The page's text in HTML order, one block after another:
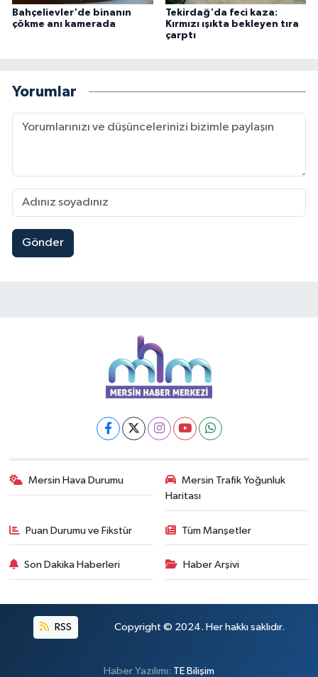
Bahçelievler'de binanın
çökme anı kamerada
Tekirdağ'da feci kaza:
Kırmızı ışıkta bekleyen tıra
çarptı
Yorumlar
Gönder
Mersin Hava Durumu
Mersin Trafik Yoğunluk
Haritası
Puan Durumu ve Fikstür Tüm Manşetler
Son Dakika Haberleri Haber Arşivi
RSS Copyright © 2024. Her hakkı saklıdır.
Haber Yazılımı: TE Bilişim